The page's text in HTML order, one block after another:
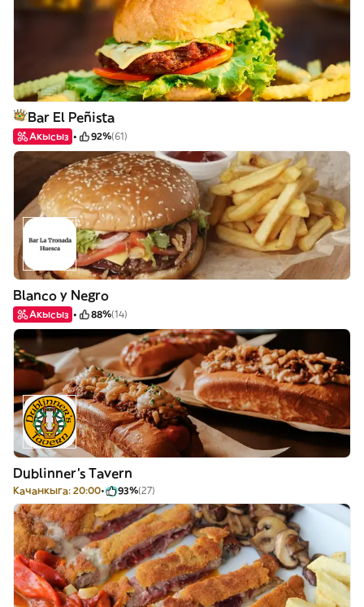
Bar El Peñista
Акысыз 92%(61)
Blanco y Negro
Акысыз 88%(14)
Dublinner's Tavern
Качанкыга: 20:00 93%(27)